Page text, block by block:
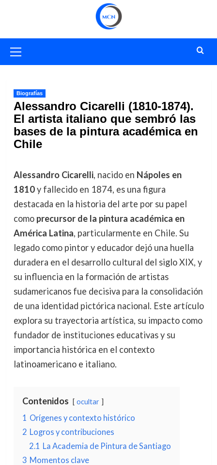
primario
Biografías
Alessandro Cicarelli (1810-1874).
El artista italiano que sembró las
bases de la pintura académica en
Chile
Alessandro Cicarelli, nacido en Nápoles en
1810y fallecido en 1874, es una figura
destacada en la historia del arte por su papel
como precursor de la pintura académica en
América Latina, particularmente en Chile. Su
legado como pintor y educador dejó una huella
duradera en el desarrollo cultural del siglo XIX, y
su influencia en la formación de artistas
sudamericanos fue decisiva para la consolidación
de una identidad pictórica nacional. Este artículo
explora su trayectoria artística, su impacto como
fundador de instituciones educativas y su
importancia histórica en el contexto
latinoamericano e italiano.
Contenidos ocultar
1 Orígenes y contexto histórico
2 Logros y contribuciones
2.1 La Academia de Pintura de Santiago
3 Momentos clave